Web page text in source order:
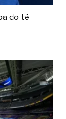
do të